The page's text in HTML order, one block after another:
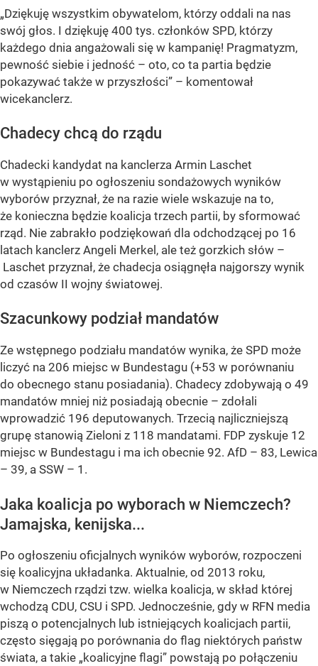
„Dziękuję wszystkim obywatelom, którzy oddali na nas
swój głos. I dziękuję 400 tys. członków SPD, którzy
każdego dnia angażowali się w kampanię! Pragmatyzm,
pewność siebie i jedność – oto, co ta partia będzie
pokazywać także w przyszłości” – komentował
wicekanclerz.
Chadecy chcą do rządu
Chadecki kandydat na kanclerza Armin Laschet
w wystąpieniu po ogłoszeniu sondażowych wyników
wyborów przyznał, że na razie wiele wskazuje na to,
że konieczna będzie koalicja trzech partii, by sformować
rząd. Nie zabrakło podziękowań dla odchodzącej po 16
latach kanclerz Angeli Merkel, ale też gorzkich słów –
Laschet przyznał, że chadecja osiągnęła najgorszy wynik
od czasów II wojny światowej.
Szacunkowy podział mandatów
Ze wstępnego podziału mandatów wynika, że SPD może
liczyć na 206 miejsc w Bundestagu (+53 w porównaniu
do obecnego stanu posiadania). Chadecy zdobywają o 49
mandatów mniej niż posiadają obecnie – zdołali
wprowadzić 196 deputowanych. Trzecią najliczniejszą
grupę stanowią Zieloni z 118 mandatami. FDP zyskuje 12
miejsc w Bundestagu i ma ich obecnie 92. AfD – 83, Lewica
– 39, a SSW – 1.
Jaka koalicja po wyborach w Niemczech?
Jamajska, kenijska...
Po ogłoszeniu oficjalnych wyników wyborów, rozpoczeni
się koalicyjna układanka. Aktualnie, od 2013 roku,
w Niemczech rządzi tzw. wielka koalicja, w skład której
wchodzą CDU, CSU i SPD. Jednocześnie, gdy w RFN media
piszą o potencjalnych lub istniejących koalicjach partii,
często sięgają po porównania do flag niektórych państw
świata, a takie „koalicyjne flagi” powstają po połączeniu